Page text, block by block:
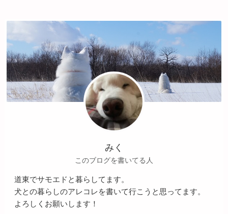
みく
このブログを書いてる人
道東でサモエドと暮らしてます。
犬との暮らしのアレコレを書いて行こうと思ってます。
よろしくお願いします！